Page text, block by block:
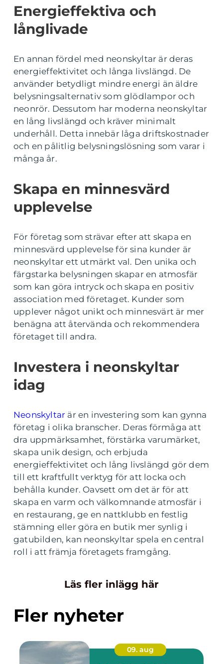
Energieffektiva och
långlivade
En annan fördel med neonskyltar är deras
energieffektivitet och långa livslängd. De
använder betydligt mindre energi än äldre
belysningsalternativ som glödlampor och
neonrör. Dessutom har moderna neonskyltar
en lång livslängd och kräver minimalt
underhåll. Detta innebär låga driftskostnader
och en pålitlig belysningslösning som varar i
många år.
Skapa en minnesvärd
upplevelse
För företag som strävar efter att skapa en
minnesvärd upplevelse för sina kunder är
neonskyltar ett utmärkt val. Den unika och
färgstarka belysningen skapar en atmosfär
som kan göra intryck och skapa en positiv
association med företaget. Kunder som
upplever något unikt och minnesvärt är mer
benägna att återvända och rekommendera
företaget till andra.
Investera i neonskyltar
idag
Neonskyltar är en investering som kan gynna
företag i olika branscher. Deras förmåga att
dra uppmärksamhet, förstärka varumärket,
skapa unik design, och erbjuda
energieffektivitet och lång livslängd gör dem
till ett kraftfullt verktyg för att locka och
behålla kunder. Oavsett om det är för att
skapa en varm och välkomnande atmosfär i
en restaurang, ge en nattklubb en festlig
stämning eller göra en butik mer synlig i
gatubilden, kan neonskyltar spela en central
roll i att främja företagets framgång.
Läs fler inlägg här
Fler nyheter
09. aug